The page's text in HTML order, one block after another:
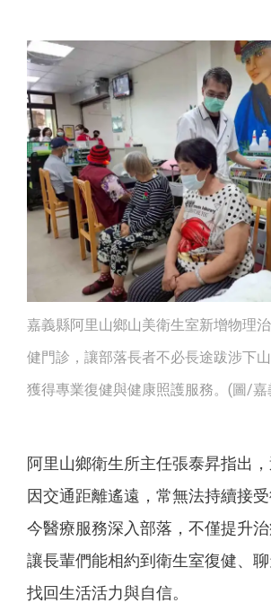
嘉義縣阿里山鄉山美衛生室新增物理
健門診，讓部落長者不必長途跋涉下
獲得專業復健與健康照護服務。(圖/
阿里山鄉衛生所主任張泰昇指出
因交通距離遙遠，常無法持續接
今醫療服務深入部落，不僅提升
讓長輩們能相約到衛生室復健、
找回生活活力與自信。